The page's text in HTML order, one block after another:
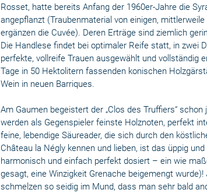
Rosset, hatte bereits Anfang der 1960er-Jahre die
angepflanzt (Traubenmaterial von einigen,
ergänzen die Cuvée). Deren Erträge sind ziemlich
Die Handlese findet bei optimaler Reife statt, in zwei
perfekte, vollreife Trauen ausgewählt und vollständig
Tage in 50 Hektolitern fassenden konischen
Wein in neuen Barriques.
Am Gaumen begeistert der „Clos des Truffiers“
werden als Gegenspieler feinste Holznoten, perfekt
feine, lebendige Säureader, die sich durch den
Château la Négly kennen und lieben, ist das üppig
harmonisch und einfach perfekt dosiert – ein wie
gesagt, eine Winzigkeit Grenache beigemengt
schmelzen so seidig im Mund, dass man sehr bald